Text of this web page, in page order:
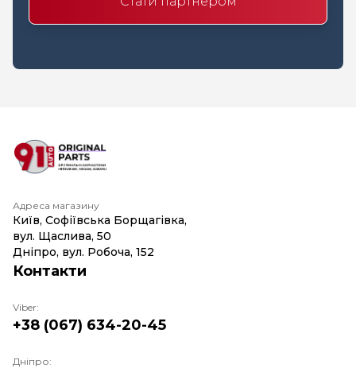
Адреса магазину
Київ, Софіївська Борщагівка,
вул. Щаслива, 50
Дніпро, вул. Робоча, 152
Контакти
Viber:
+38 (067) 634-20-45
Дніпро: